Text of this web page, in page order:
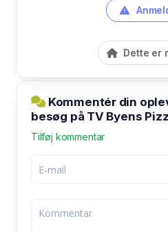
Dette er
Kommentér din
besøg på TV Byens
Tilføj kommentar